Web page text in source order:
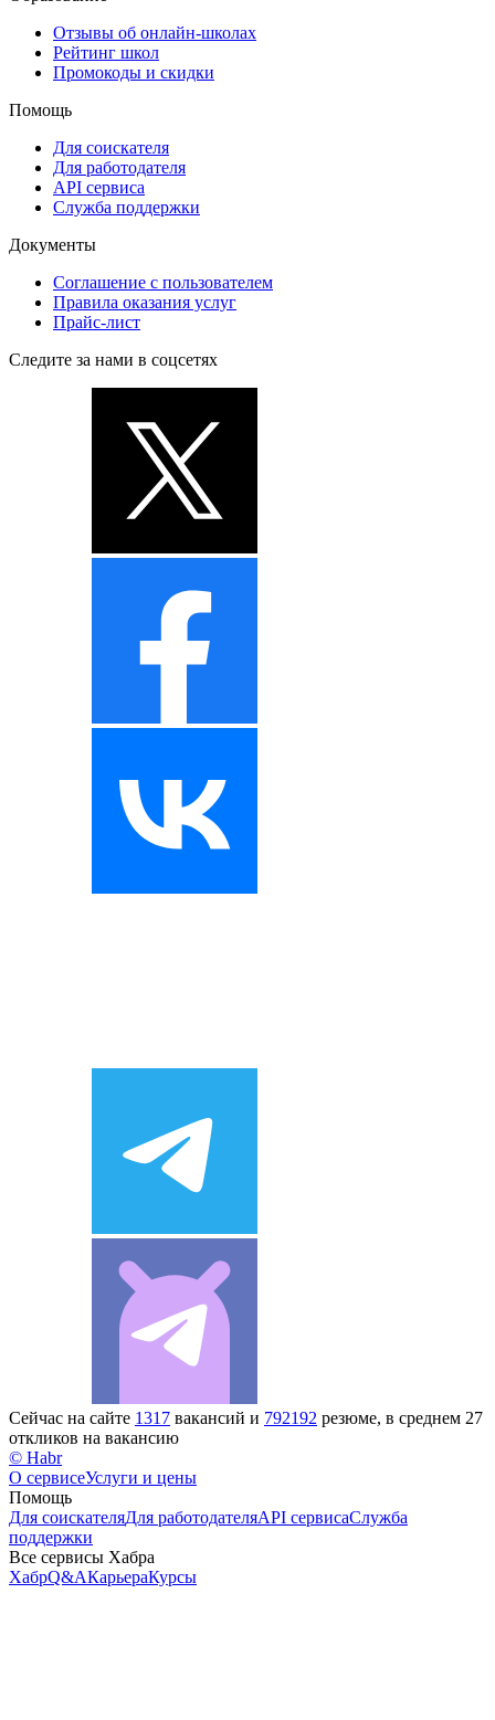
Отзывы об онлайн-школах
Рейтинг школ
Промокоды и скидки
Помощь
Для соискателя
Для работодателя
API сервиса
Служба поддержки
Документы
Соглашение с пользователем
Правила оказания услуг
Прайс-лист
Следите за нами в соцсетях
Сейчас на сайте 1317 вакансий и 792192 резюме, в среднем 27
откликов на вакансию
© Habr
О сервисеУслуги и цены
Помощь
Для соискателяДля работодателяAPI сервисаСлужба
поддержки
Все сервисы Хабра
ХабрQ&AКарьераКурсы